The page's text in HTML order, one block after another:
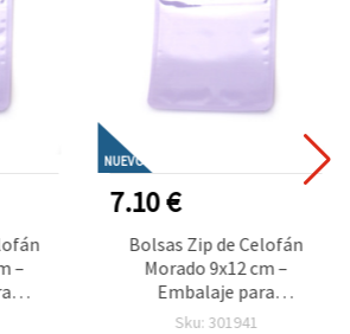
–
NUEVO
7.10 €
Bolsas Zip de Celofán
Morado 9x12 cm –
Embalaje para
Manualidades Elegante,
Sku: 301941